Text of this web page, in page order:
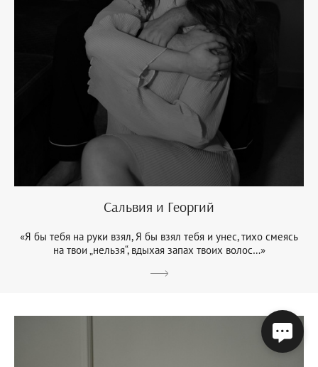
Сальвия и Георгий
«Я бы тебя на руки взял, Я бы взял тебя и унес, тихо смеясь
на твои „нельзя“, вдыхая запах твоих волос…»